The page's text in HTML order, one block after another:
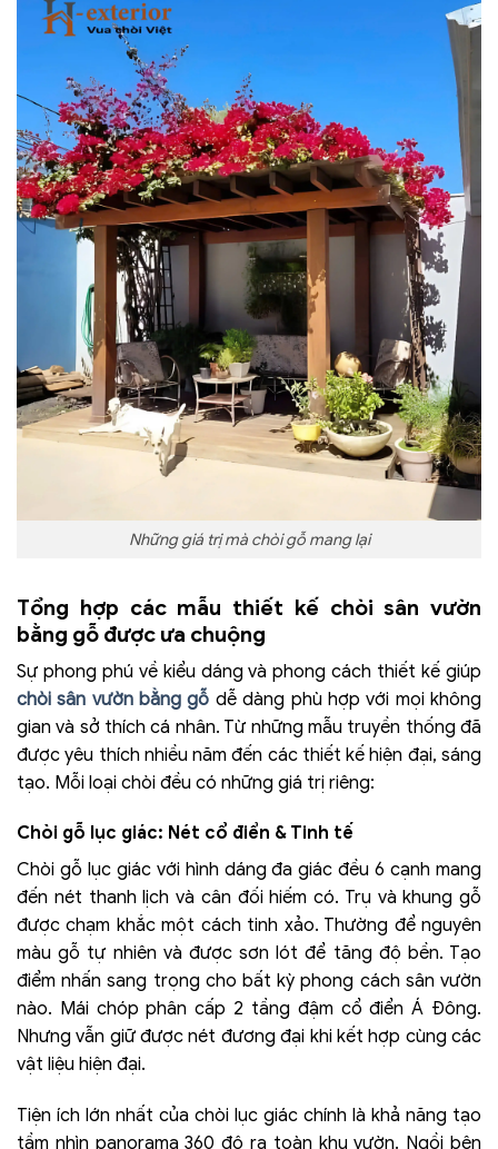
Những giá trị mà chòi gỗ mang lại
Tổng hợp các mẫu thiết kế chòi sân vườn
bằng gỗ được ưa chuộng
Sự phong phú về kiểu dáng và phong cách thiết kế giúp
chòi sân vườn bằng gỗ dễ dàng phù hợp với mọi không
gian và sở thích cá nhân. Từ những mẫu truyền thống đã
được yêu thích nhiều năm đến các thiết kế hiện đại, sáng
tạo. Mỗi loại chòi đều có những giá trị riêng:
Chòi gỗ lục giác: Nét cổ điển & Tinh tế
Chòi gỗ lục giác với hình dáng đa giác đều 6 cạnh mang
đến nét thanh lịch và cân đối hiếm có. Trụ và khung gỗ
được chạm khắc một cách tinh xảo. Thường để nguyên
màu gỗ tự nhiên và được sơn lót để tăng độ bền. Tạo
điểm nhấn sang trọng cho bất kỳ phong cách sân vườn
nào. Mái chóp phân cấp 2 tầng đậm cổ điển Á Đông.
Nhưng vẫn giữ được nét đương đại khi kết hợp cùng các
vật liệu hiện đại.
Tiện ích lớn nhất của chòi lục giác chính là khả năng tạo
tầm nhìn panorama 360 độ ra toàn khu vườn. Ngồi bên